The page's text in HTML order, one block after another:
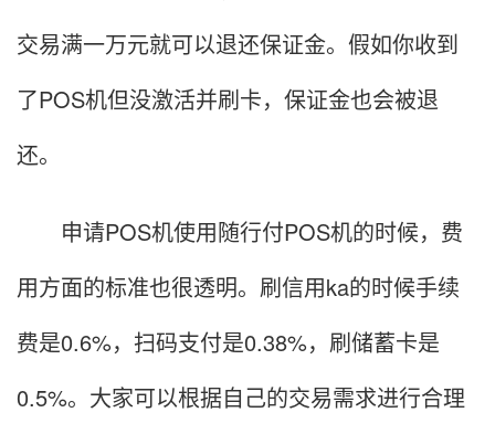
交易满一万元就可以退还保证金。假如你收到
了POS机但没激活并刷卡，保证金也会被退
还。
申请POS机使用随行付POS机的时候，费
用方面的标准也很透明。刷信用ka的时候手续
费是0.6%，扫码支付是0.38%，刷储蓄卡是
0.5%。大家可以根据自己的交易需求进行合理